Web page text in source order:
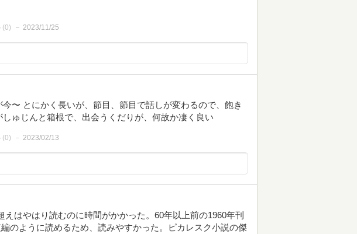
(0) 2023/11/25
〜 とにかく長いが、節目、節目で話しが変わるので、飽き
ゅじんと箱根で、出会うくだりが、何故か凄く良い
(0) 2023/02/13
えはやはり読むのに時間がかかった。60年以上前の1960年刊
のように読めるため、読みやすかった。ピカレスク小説の傑